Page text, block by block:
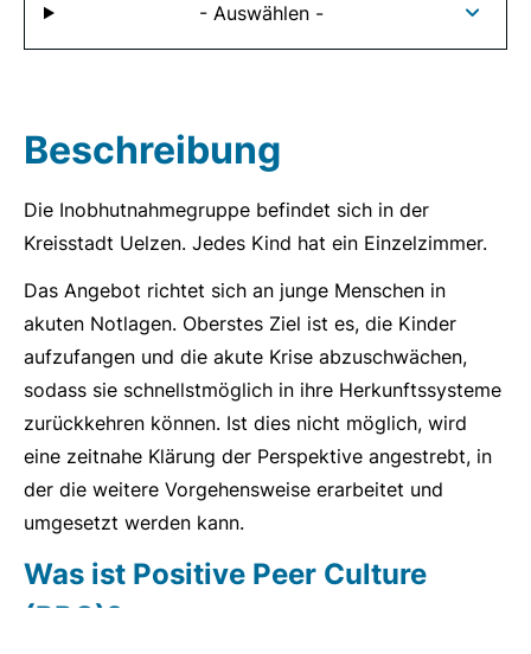
- Auswählen -
Beschreibung
Die Inobhutnahmegruppe befindet sich in der
Kreisstadt Uelzen. Jedes Kind hat ein Einzelzimmer.
Das Angebot rich­tet sich an junge Menschen in
akuten Notlagen. Oberstes Ziel ist es, die Kinder
aufzufangen und die akute Krise abzuschwächen,
sodass sie schnellstmöglich in ihre Herkunftssysteme
zurückkehren können. Ist dies nicht möglich, wird
eine zeitnahe Klärung der Perspektive angestrebt, in
der die weitere Vorgehensweise erarbeitet und
umgesetzt werden kann.
Was ist Positive Peer Culture
(PPC)?